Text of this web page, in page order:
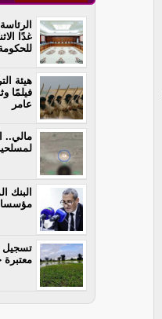
غدًا
هيئة
فيلمًا
عامر
مالي..
البنك
تسجيل
معتبرة خلال